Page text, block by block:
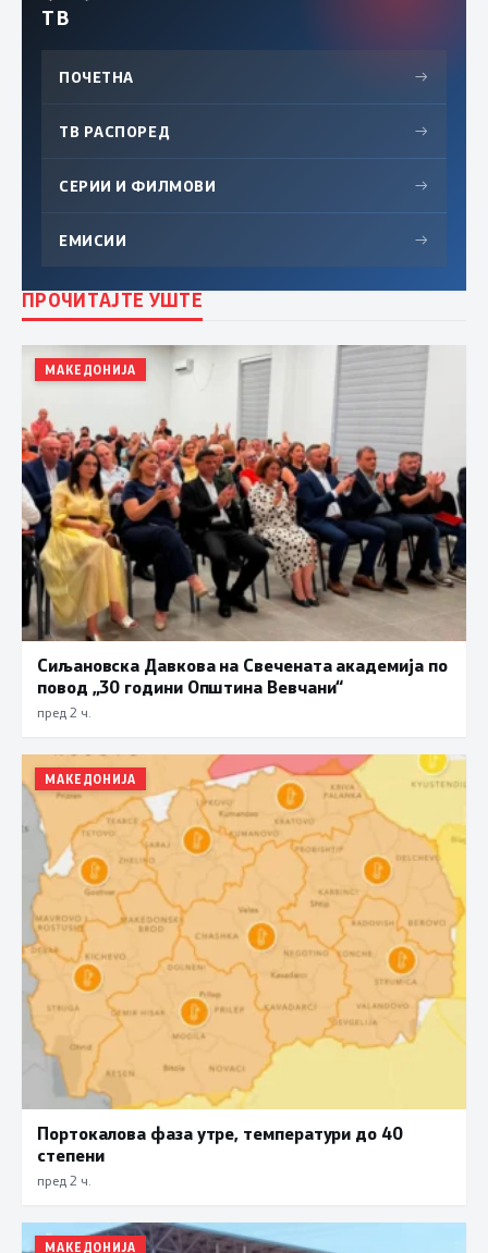
ТВ
ПОЧЕТНА →
ТВ РАСПОРЕД →
СЕРИИ И ФИЛМОВИ →
ЕМИСИИ →
ПРОЧИТАЈТЕ УШТЕ
МАКЕДОНИЈА
Сиљановска Давкова на Свечената академија по
повод „30 години Општина Вевчани“
пред 2 ч.
МАКЕДОНИЈА
Портокалова фаза утре, температури до 40
степени
пред 2 ч.
МАКЕДОНИЈА